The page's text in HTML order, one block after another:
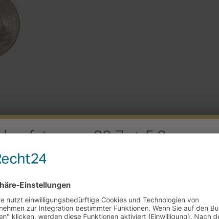
am 29.7. + 5.8.